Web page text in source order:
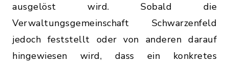
ausgelöst wird. Sobald die
Verwaltungsgemeinschaft Schwarzenfeld
jedoch feststellt oder von anderen darauf
hingewiesen wird, dass ein konkretes